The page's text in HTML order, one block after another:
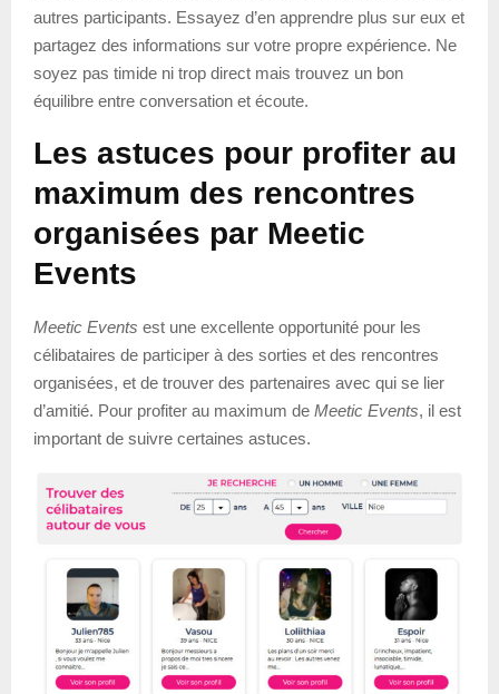
autres participants. Essayez d’en apprendre plus sur eux et
partagez des informations sur votre propre expérience. Ne
soyez pas timide ni trop direct mais trouvez un bon
équilibre entre conversation et écoute.
Les astuces pour profiter au
maximum des rencontres
organisées par Meetic
Events
Meetic Events est une excellente opportunité pour les
célibataires de participer à des sorties et des rencontres
organisées, et de trouver des partenaires avec qui se lier
d’amitié. Pour profiter au maximum de Meetic Events, il est
important de suivre certaines astuces.